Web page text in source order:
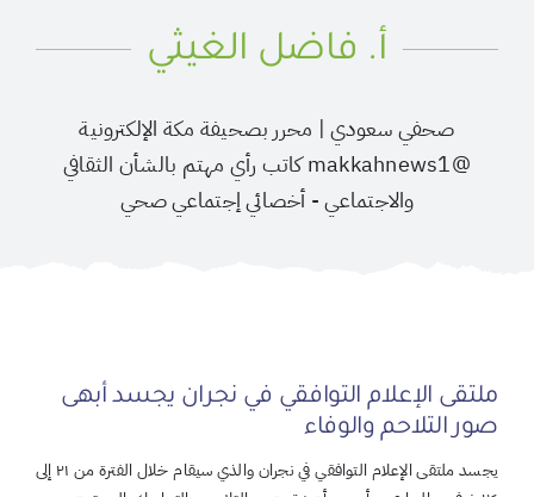
أ. فاضل الغيثي
صحفي سعودي | محرر بصحيفة مكة الإلكترونية
@makkahnews1 كاتب رأي مهتم بالشأن الثقافي
والاجتماعي - أخصائي إجتماعي صحي
ملتقى الإعلام التوافقي في نجران يجسد أبهى
صور التلاحم والوفاء
يجسد ملتقى الإعلام التوافقي في نجران والذي سيقام خلال الفترة من ٢١ إلى